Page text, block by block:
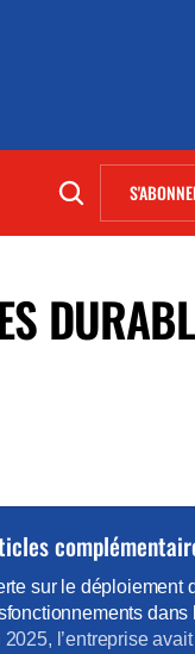
sur le déploiement
métiers
2025, l’entreprise